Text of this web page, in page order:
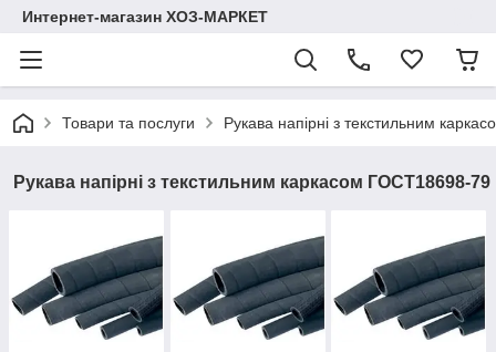
Интернет-магазин ХОЗ-МАРКЕТ
Товари та послуги Рукава напірні з текстильним
Рукава напірні з текстильним каркасом ГОСТ18698-79